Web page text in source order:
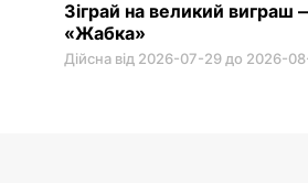
Зіграй на великий виграш
«Жабка»
Дійсна від 2026-07-29 до 2026-